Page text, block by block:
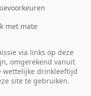
met mate
via links op deze
omgerekend vanuit
wettelijke drinkleeftijd
site te gebruiken.